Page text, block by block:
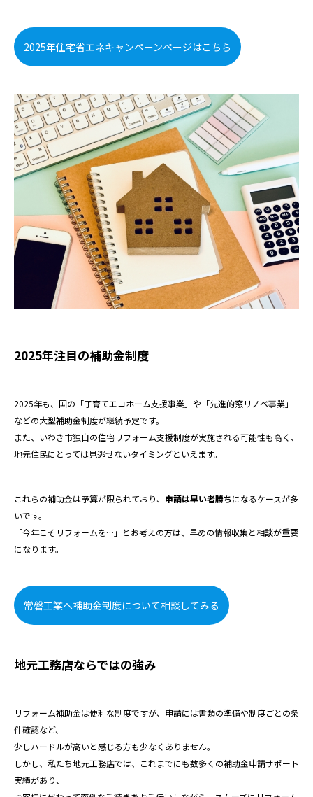
2025年住宅省エネキャンペーンページはこちら
2025年注目の補助金制度
2025年も、国の「子育てエコホーム支援事業」や「先進的窓リノベ事業」
などの大型補助金制度が継続予定です。
また、いわき市独自の住宅リフォーム支援制度が実施される可能性も高く、
地元住民にとっては見逃せないタイミングといえます。
これらの補助金は予算が限られており、 申請は早い者勝ちになるケースが多
いです。
「今年こそリフォームを…」とお考えの方は、早めの情報収集と相談が重要
になります。
常磐工業へ補助金制度について相談してみる
地元工務店ならではの強み
リフォーム補助金は便利な制度ですが、申請には書類の準備や制度ごとの条
件確認など、
少しハードルが高いと感じる方も少なくありません。
しかし、私たち地元工務店では、これまでにも数多くの補助金申請サポート
実績があり、